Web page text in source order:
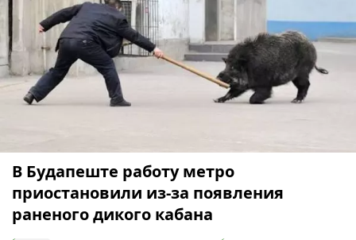
В Будапеште работу метро
приостановили из-за появления
раненого дикого кабана